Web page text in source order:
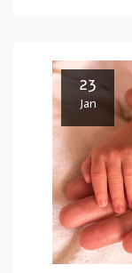
23
Jan